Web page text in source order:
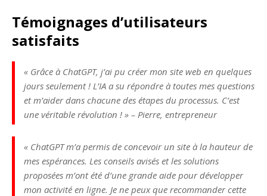
Témoignages d’utilisateurs
satisfaits
« Grâce à ChatGPT, j’ai pu créer mon site web en quelques
jours seulement ! L’IA a su répondre à toutes mes questions
et m’aider dans chacune des étapes du processus. C’est
une véritable révolution ! » – Pierre, entrepreneur
« ChatGPT m’a permis de concevoir un site à la hauteur de
mes espérances. Les conseils avisés et les solutions
proposées m’ont été d’une grande aide pour développer
mon activité en ligne. Je ne peux que recommander cette